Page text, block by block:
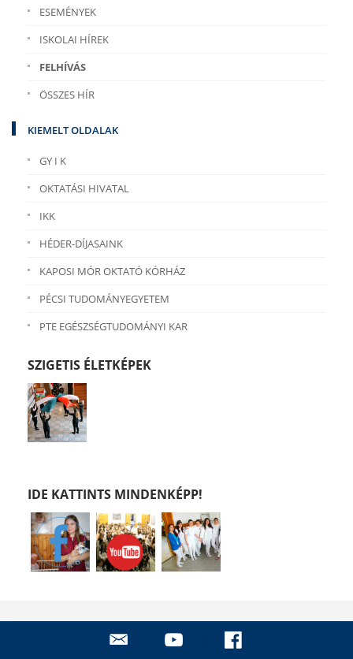
ESEMÉNYEK
ISKOLAI HÍREK
FELHÍVÁS
ÖSSZES HÍR
KIEMELT OLDALAK
GY I K
OKTATÁSI HIVATAL
IKK
HÉDER-DÍJASAINK
KAPOSI MÓR OKTATÓ KÓRHÁZ
PÉCSI TUDOMÁNYEGYETEM
PTE EGÉSZSÉGTUDOMÁNYI KAR
SZIGETIS ÉLETKÉPEK
IDE KATTINTS MINDENKÉPP!